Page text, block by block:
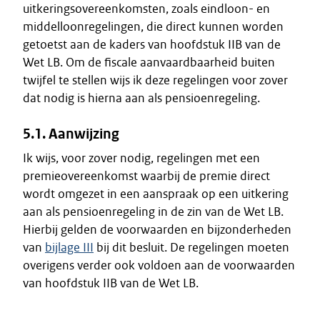
uitkeringsovereenkomsten, zoals eindloon- en
middelloonregelingen, die direct kunnen worden
getoetst aan de kaders van hoofdstuk IIB van de
Wet LB. Om de fiscale aanvaardbaarheid buiten
twijfel te stellen wijs ik deze regelingen voor zover
dat nodig is hierna aan als pensioenregeling.
5.1. Aanwijzing
Ik wijs, voor zover nodig, regelingen met een
premieovereenkomst waarbij de premie direct
wordt omgezet in een aanspraak op een uitkering
aan als pensioenregeling in de zin van de Wet LB.
Hierbij gelden de voorwaarden en bijzonderheden
van bijlage III bij dit besluit. De regelingen moeten
overigens verder ook voldoen aan de voorwaarden
van hoofdstuk IIB van de Wet LB.